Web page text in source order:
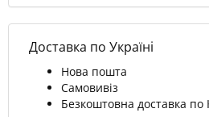
Доставка по Україні
Нова пошта
Самовивіз
Безкоштовна доставка